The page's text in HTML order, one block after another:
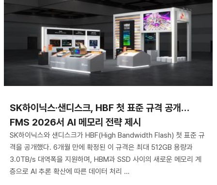
SK하이닉스·샌디스크, HBF 첫 표준 규격 공개…
FMS 2026서 AI 메모리 전략 제시
SK하이닉스와 샌디스크가 HBF(High Bandwidth Flash) 첫 표준 규
격을 공개했다. 6개월 만에 확정된 이 규격은 최대 512GB 용량과
3.0TB/s 대역폭을 지원하며, HBM과 SSD 사이의 새로운 메모리 계
층으로 AI 추론 확산에 따른 데이터 처리 …